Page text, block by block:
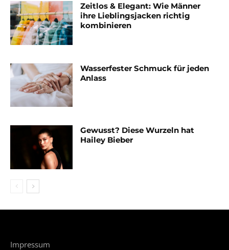
Zeitlos & Elegant: Wie Männer
ihre Lieblingsjacken richtig
kombinieren
Wasserfester Schmuck für jeden
Anlass
Gewusst? Diese Wurzeln hat
Hailey Bieber
Impressum